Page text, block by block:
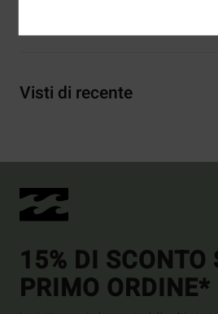
Visti di recente
15% DI SCONTO
PRIMO ORDINE*